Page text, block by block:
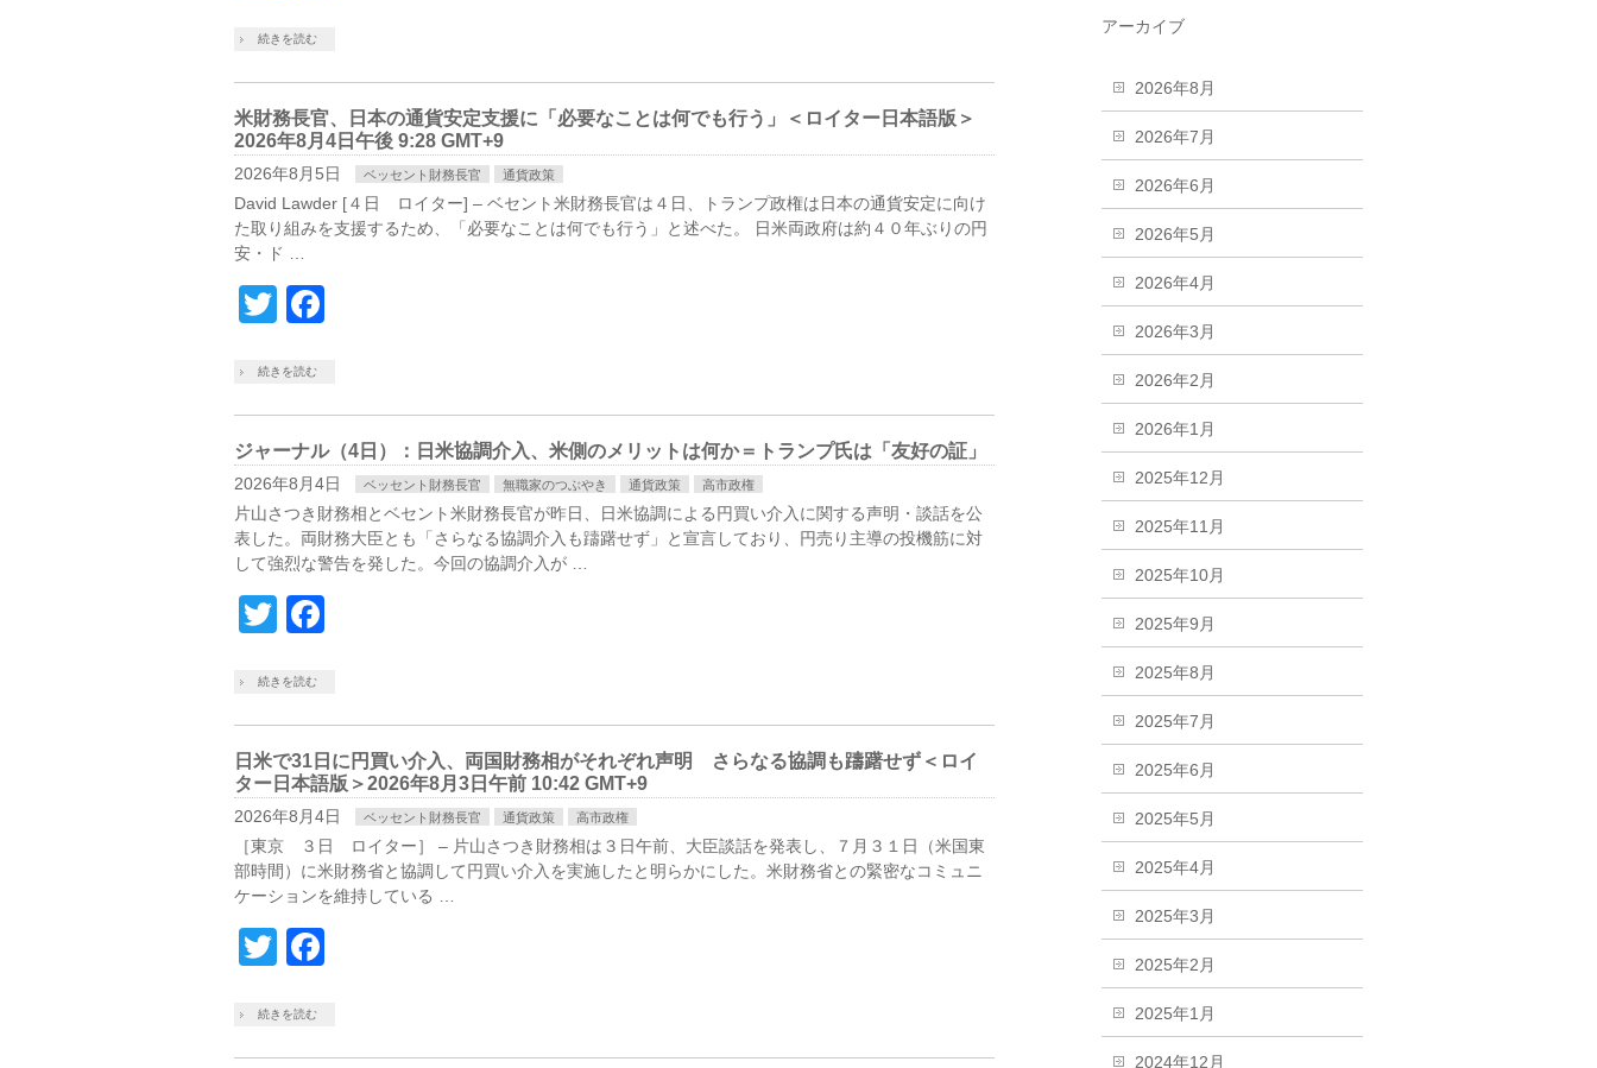
続きを読む
米財務長官、日本の通貨安定支援に「必要なことは何でも行う」＜ロイター日本語版＞
2026年8月4日午後 9:28 GMT+9
2026年8月5日 ベッセント財務長官 通貨政策
David Lawder [４日 ロイター] – ベセント米財務長官は４日、トランプ政権は日本の通貨安定に向け
た取り組みを支援するため、「必要なことは何でも行う」と述べた。 日米両政府は約４０年ぶりの円
安・ド …
Twitter
続きを読む
ジャーナル（4日）：日米協調介入、米側のメリットは何か＝トランプ氏は「友好の証」
2026年8月4日 ベッセント財務長官 無職家のつぶやき 通貨政策 高市政権
片山さつき財務相とベセント米財務長官が昨日、日米協調による円買い介入に関する声明・談話を公
表した。両財務大臣とも「さらなる協調介入も躊躇せず」と宣言しており、円売り主導の投機筋に対
して強烈な警告を発した。今回の協調介入が …
Twitter
続きを読む
日米で31日に円買い介入、両国財務相がそれぞれ声明 さらなる協調も躊躇せず＜ロイ
ター日本語版＞2026年8月3日午前 10:42 GMT+9
2026年8月4日 ベッセント財務長官 通貨政策 高市政権
［東京 ３日 ロイター］ – 片山さつき財務相は３日午前、大臣談話を発表し、７月３１日（米国東
部時間）に米財務省と協調して円買い介入を実施したと明らかにした。米財務省との緊密なコミュニ
ケーションを維持している …
Twitter
続きを読む
アーカイブ
2026年8月
2026年7月
2026年6月
2026年5月
2026年4月
2026年3月
2026年2月
2026年1月
2025年12月
2025年11月
2025年10月
2025年9月
2025年8月
2025年7月
2025年6月
2025年5月
2025年4月
2025年3月
2025年2月
2025年1月
2024年12月